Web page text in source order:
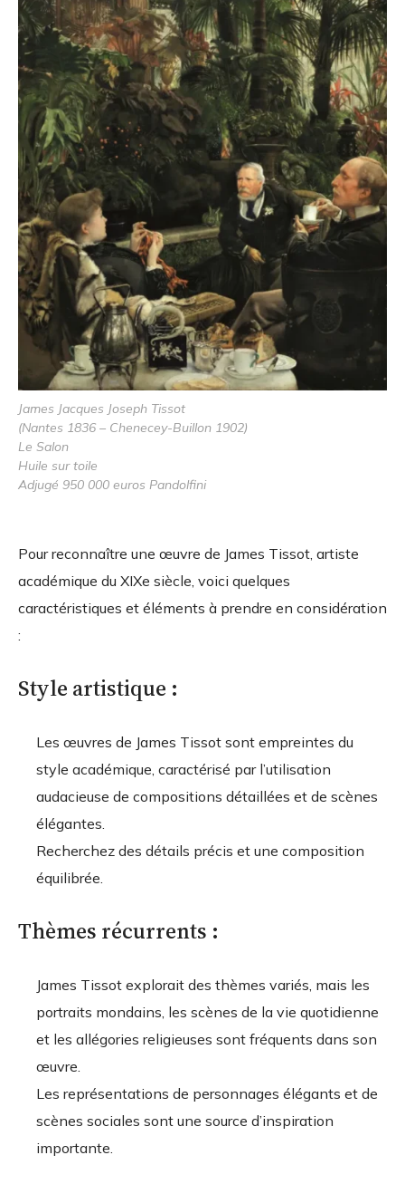
James Jacques Joseph Tissot
(Nantes 1836 – Chenecey-Buillon 1902)
Le Salon
Huile sur toile
Adjugé 950 000 euros Pandolfini
Pour reconnaître une œuvre de James Tissot, artiste
académique du XIXe siècle, voici quelques
caractéristiques et éléments à prendre en considération
:
Style artistique :
Les œuvres de James Tissot sont empreintes du
style académique, caractérisé par l’utilisation
audacieuse de compositions détaillées et de scènes
élégantes.
Recherchez des détails précis et une composition
équilibrée.
Thèmes récurrents :
James Tissot explorait des thèmes variés, mais les
portraits mondains, les scènes de la vie quotidienne
et les allégories religieuses sont fréquents dans son
œuvre.
Les représentations de personnages élégants et de
scènes sociales sont une source d’inspiration
importante.